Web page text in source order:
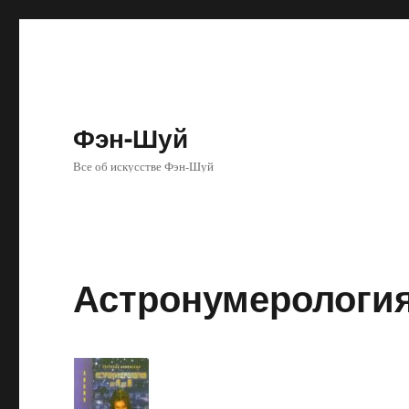
Фэн-Шуй
Все об искусстве Фэн-Шуй